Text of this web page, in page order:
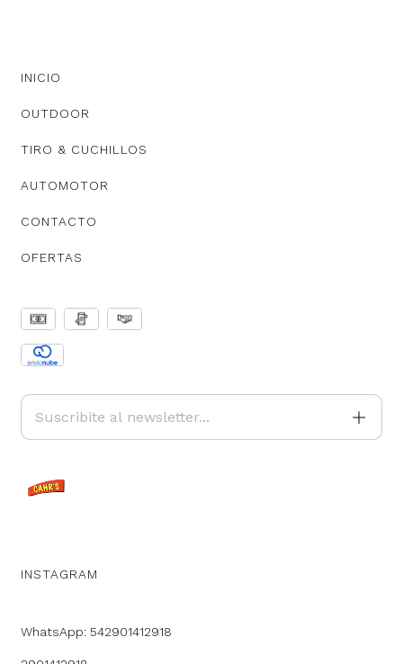
INICIO
OUTDOOR
TIRO & CUCHILLOS
AUTOMOTOR
CONTACTO
OFERTAS
INSTAGRAM
WhatsApp: 542901412918